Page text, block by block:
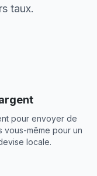
taux.
pour envoyer de
même pour un
locale.